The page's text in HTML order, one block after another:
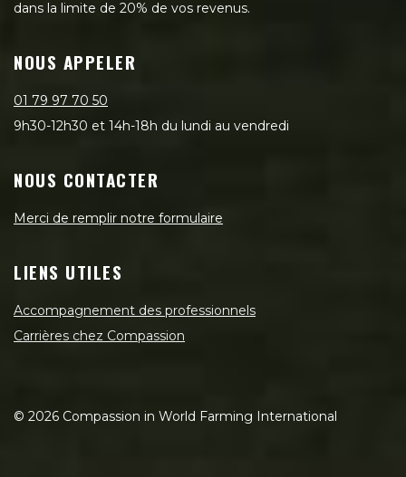
dans la limite de 20% de vos revenus.
NOUS APPELER
01 79 97 70 50
9h30-12h30 et 14h-18h du lundi au vendredi
NOUS CONTACTER
Merci de remplir notre formulaire
LIENS UTILES
Accompagnement des professionnels
Carrières chez Compassion
© 2026 Compassion in World Farming International